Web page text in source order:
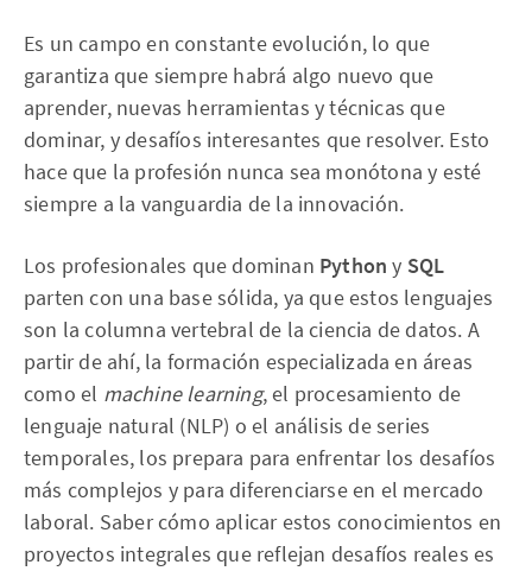
Es un campo en constante evolución, lo que
garantiza que siempre habrá algo nuevo que
aprender, nuevas herramientas y técnicas que
dominar, y desafíos interesantes que resolver. Esto
hace que la profesión nunca sea monótona y esté
siempre a la vanguardia de la innovación.
Los profesionales que dominan Python y SQL
parten con una base sólida, ya que estos lenguajes
son la columna vertebral de la ciencia de datos. A
partir de ahí, la formación especializada en áreas
como el machine learning, el procesamiento de
lenguaje natural (NLP) o el análisis de series
temporales, los prepara para enfrentar los desafíos
más complejos y para diferenciarse en el mercado
laboral. Saber cómo aplicar estos conocimientos en
proyectos integrales que reflejan desafíos reales es